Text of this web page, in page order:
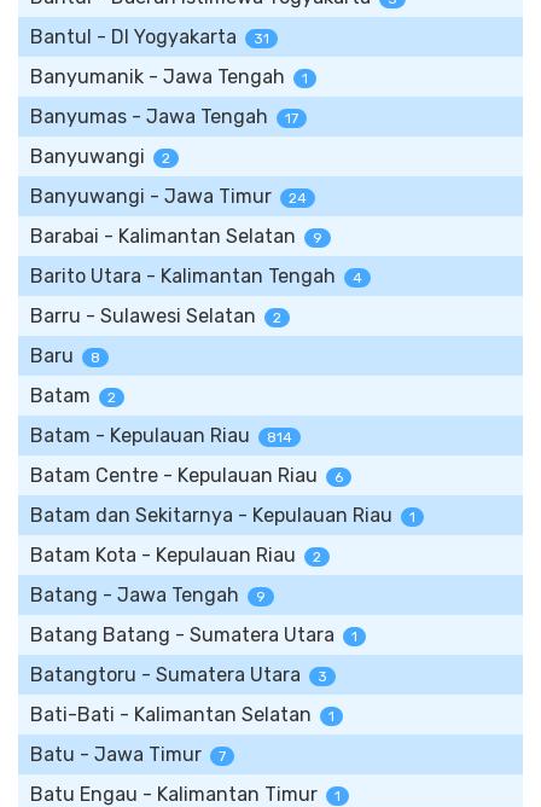
Bantul - DI Yogyakarta 31
Banyumanik - Jawa Tengah 1
Banyumas - Jawa Tengah 17
Banyuwangi 2
Banyuwangi - Jawa Timur 24
Barabai - Kalimantan Selatan 9
Barito Utara - Kalimantan Tengah 4
Barru - Sulawesi Selatan 2
Baru 8
Batam 2
Batam - Kepulauan Riau 814
Batam Centre - Kepulauan Riau 6
Batam dan Sekitarnya - Kepulauan Riau 1
Batam Kota - Kepulauan Riau 2
Batang - Jawa Tengah 9
Batang Batang - Sumatera Utara 1
Batangtoru - Sumatera Utara 3
Bati-Bati - Kalimantan Selatan 1
Batu - Jawa Timur 7
Batu Engau - Kalimantan Timur 1